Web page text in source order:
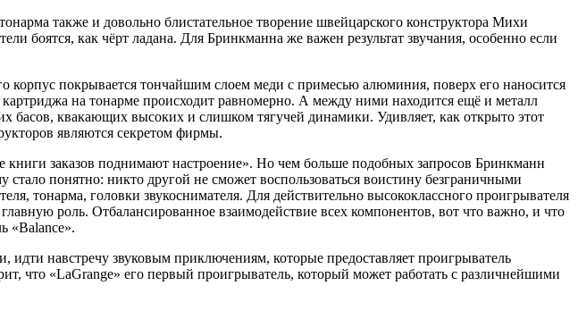
также и довольно блистательное творение швейцарского конструктора Михи
боятся, как чёрт ладана. Для Бринкманна же важен результат звучания, особенно если
покрывается тончайшим слоем меди с примесью алюминия, поверх его наносится
на тонарме происходит равномерно. А между ними находится ещё и металл
басов, квакающих высоких и слишком тягучей динамики. Удивляет, как открыто этот
являются секретом фирмы.
заказов поднимают настроение». Но чем больше подобных запросов Бринкманн
стало понятно: никто другой не сможет воспользоваться воистину безграничными
тонарма, головки звукоснимателя. Для действительно высококлассного проигрывателя
роль. Отбалансированное взаимодействие всех компонентов, вот что важно, и что
«Balance».
навстречу звуковым приключениям, которые предоставляет проигрыватель
что «LaGrange» его первый проигрыватель, который может работать с различнейшими